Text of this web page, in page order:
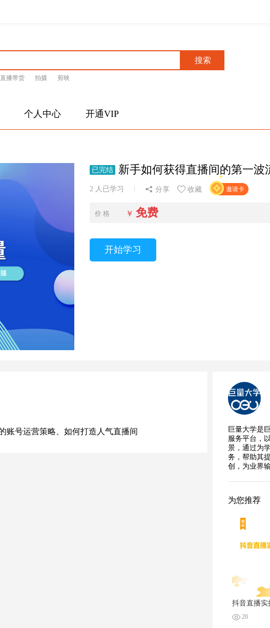
搜索
直播带货 拍摄 剪映
个人中心 开通VIP
已完结 新手如何获得直播间的第一波
2 人已学习 分享 收藏 邀请卡
价 格 ￥ 免费
开始学习
账号运营策略、如何打造人气直播间
巨量大学是
服务平台，
景，通过为
务，帮助其
创，为业界
为您推荐
抖音直播实
20